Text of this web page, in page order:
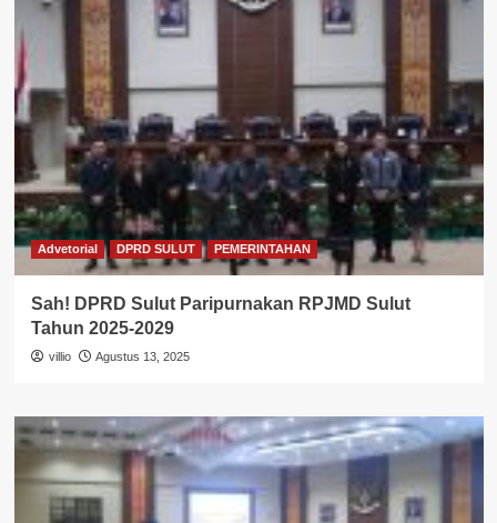
Advetorial DPRD SULUT PEMERINTAHAN
Sah! DPRD Sulut Paripurnakan RPJMD Sulut
Tahun 2025-2029
villio Agustus 13, 2025